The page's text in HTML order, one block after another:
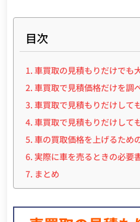
目次
車買取の見積もりだけでも
車買取で見積価格だけを調
車買取で見積もりだけして
車買取で見積もりだけして
車の買取価格を上げるため
実際に車を売るときの必要
まとめ